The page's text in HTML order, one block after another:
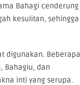
Bahagi cenderung
kesulitan, sehingga
digunakan. Beberapa
Bahagiu, dan
inti yang serupa.